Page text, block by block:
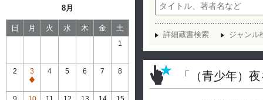
8月
日 月 火 水 木 金 土
1
2
3
通
常
4 5 6 7 8
詳細蔵書検索 ジャンル
「（青少年）